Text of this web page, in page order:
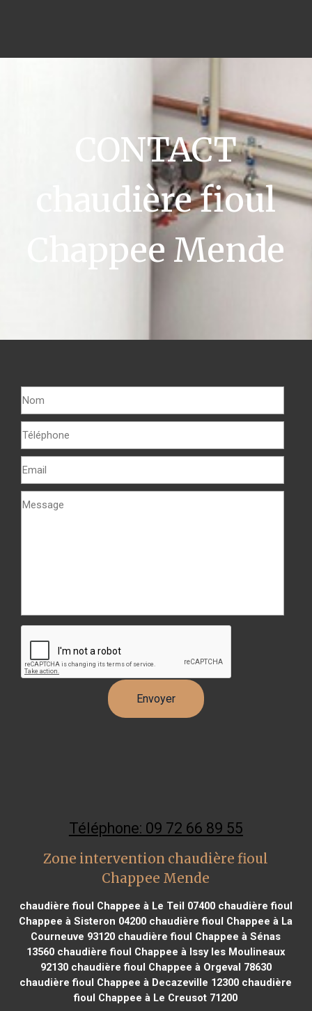
CONTACT
chaudière fioul
Chappee Mende
Téléphone: 09 72 66 89 55
Zone intervention chaudière fioul
Chappee Mende
chaudière fioul Chappee à Le Teil 07400chaudière fioul
Chappee à Sisteron 04200 chaudière fioul Chappee à La
Courneuve 93120 chaudière fioul Chappee à Sénas
13560 chaudière fioul Chappee à Issy les Moulineaux
92130chaudière fioul Chappee à Orgeval 78630
chaudière fioul Chappee à Decazeville 12300 chaudière
fioul Chappee à Le Creusot 71200